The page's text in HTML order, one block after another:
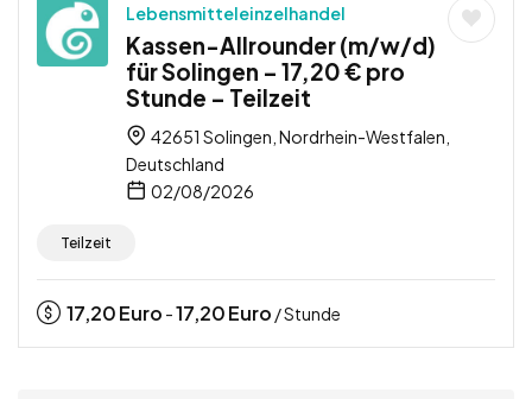
Lebensmitteleinzelhandel
Kassen-Allrounder (m/w/d)
für Solingen – 17,20 € pro
Stunde – Teilzeit
42651 Solingen, Nordrhein-Westfalen,
Deutschland
02/08/2026
Teilzeit
17,20Euro -17,20Euro / Stunde